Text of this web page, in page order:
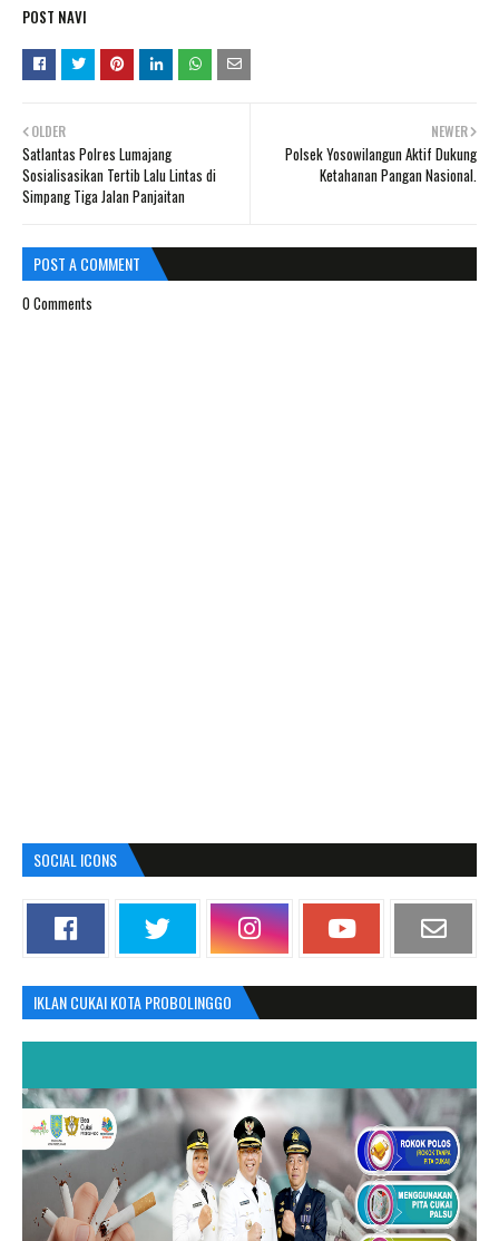
POST NAVI
NEWER
Polsek Yosowilangun Aktif Dukung
Ketahanan Pangan Nasional.
OLDER
Satlantas Polres Lumajang
Sosialisasikan Tertib Lalu Lintas di
Simpang Tiga Jalan Panjaitan
POST A COMMENT
0 Comments
SOCIAL ICONS
IKLAN CUKAI KOTA PROBOLINGGO